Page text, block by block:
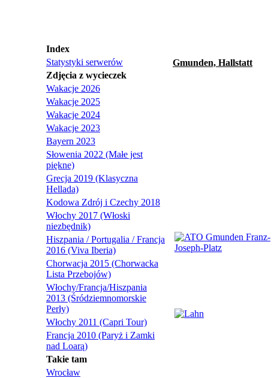
Index
Statystyki serwerów
Zdjęcia z wycieczek
Wakacje 2026
Wakacje 2025
Wakacje 2024
Wakacje 2023
Bayern 2023
Słowenia 2022 (Małe jest
piękne)
Grecja 2019 (Klasyczna
Hellada)
Kodowa Zdrój i Czechy 2018
Włochy 2017 (Włoski
niezbędnik)
Hiszpania / Portugalia / Francja
2016 (Viva Iberia)
Chorwacja 2015 (Chorwacka
Lista Przebojów)
Włochy/Francja/Hiszpania
2013 (Śródziemnomorskie
Perły)
Włochy 2011 (Capri Tour)
Francja 2010 (Paryż i Zamki
nad Loarą)
Takie tam
Wrocław
Gmunden, Hallstatt